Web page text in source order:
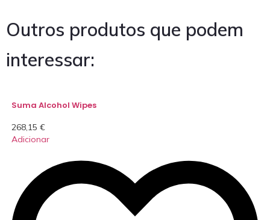
Outros produtos que podem
interessar:
Suma Alcohol Wipes
268,15 €
Adicionar